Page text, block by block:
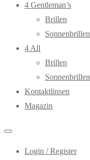
4 Gentleman’s
Brillen
Sonnenbrillen
4 All
Brillen
Sonnenbrillen
Kontaktlinsen
Magazin
Login / Register